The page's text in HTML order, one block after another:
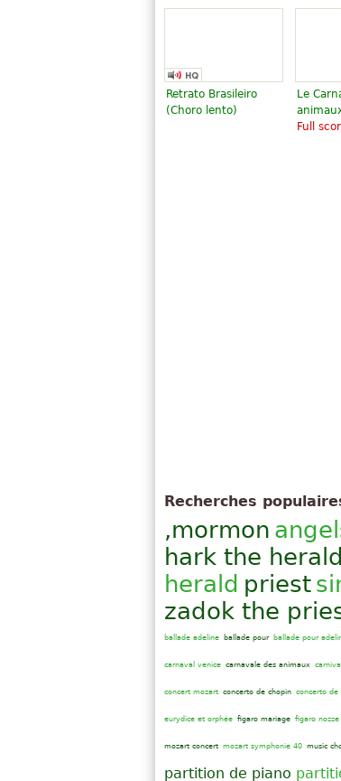
Retrato Brasileiro
(Choro lento)
Le
Full
Recherches
,mormon
hark the
herald priest
zadok the
ballade adeline ballade pour ballade pour
carnaval venice carnavale des animaux
concert mozart concerto de chopin concerto de
eurydice et orphée figaro mariage figaro nozze
mozart concert mozart symphonie 40 music
partition de piano